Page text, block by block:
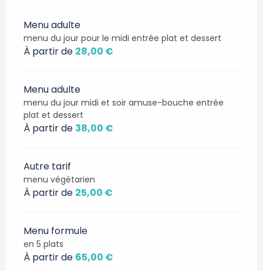
Menu adulte
menu du jour pour le midi entrée plat et dessert
À partir de 28,00 €
Menu adulte
menu du jour midi et soir amuse-bouche entrée
plat et dessert
À partir de 38,00 €
Autre tarif
menu végétarien
À partir de 25,00 €
Menu formule
en 5 plats
À partir de 65,00 €